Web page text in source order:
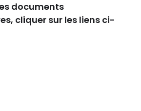
documents
cliquer sur les liens ci-